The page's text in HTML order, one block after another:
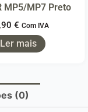
MP5/MP7 Preto
€ Com IVA
Ler mais
(0)